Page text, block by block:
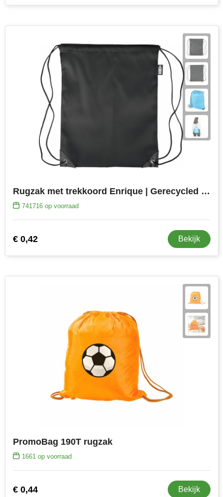
Rugzak met trekkoord Enrique | Gerecycled | 5 l
741716op voorraad
€ 0,42 Bekijk
PromoBag 190T rugzak
1661op voorraad
€ 0,44 Bekijk